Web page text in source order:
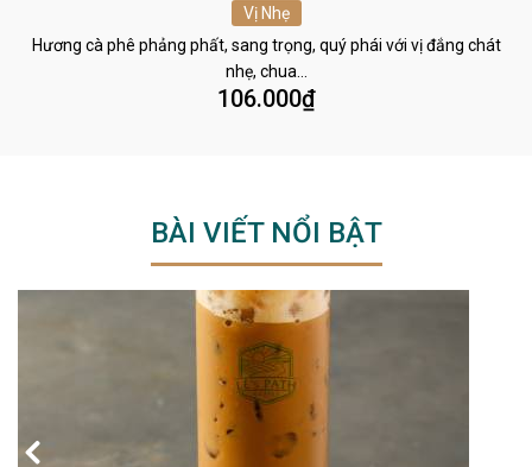
Vị Nhẹ
Hương cà phê phảng phất, sang trọng, quý phái với vị đắng chát
nhẹ, chua…
106.000₫
BÀI VIẾT NỔI BẬT